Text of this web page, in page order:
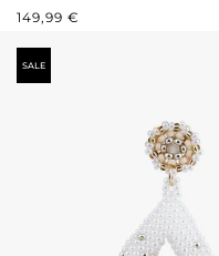
REGULÄRER PREIS:
149,99 €
SALE